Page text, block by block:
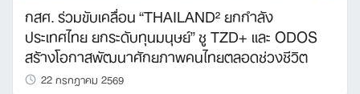
กสศ. ร่วมขับเคลื่อน “THAILAND² ยกกำลัง
ประเทศไทย ยกระดับทุนมนุษย์” ชู TZD+ และ ODOS
สร้างโอกาสพัฒนาศักยภาพคนไทยตลอดช่วงชีวิต
22 กรกฎาคม 2569